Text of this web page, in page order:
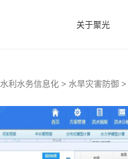
关于聚光
水利水务信息化 > 水旱灾害防御 >